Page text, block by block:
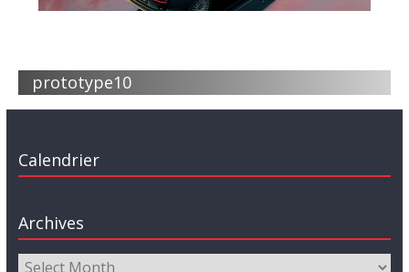
prototype10
Calendrier
Archives